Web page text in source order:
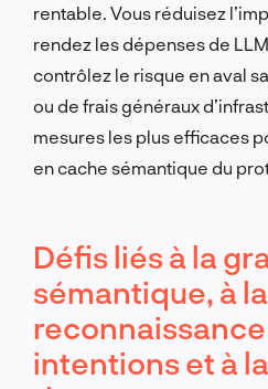
rentable. Vous réduisez
rendez les dépenses de
contrôlez le risque en aval
ou de frais généraux
mesures les plus efficaces
en cache sémantique du
Défis liés à la
sémantique, à la
intentions et à